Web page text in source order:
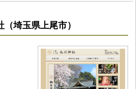
埼玉県上尾市）